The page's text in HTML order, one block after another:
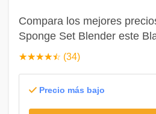
Compara los mejores
Sponge Set Blender este
☆☆☆☆☆
★★★★★ (34)
Precio más bajo